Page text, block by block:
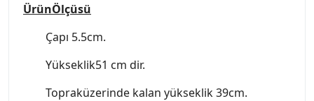
ÜrünÖlçüsü
Çapı 5.5cm.
Yükseklik51 cm dir.
Topraküzerinde kalan yükseklik 39cm.